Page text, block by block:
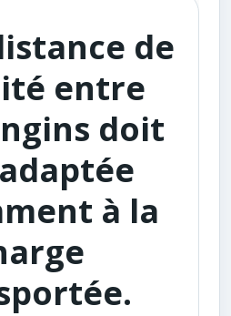
de
entre
doit
à la